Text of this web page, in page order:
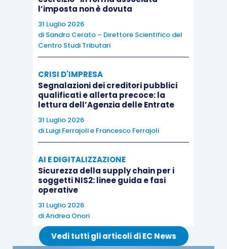
sentenza 21614/2016fosse un
autodichiarato, ma questo
“il” fattore decisivo, tant’è che la pronuncia
dell’imposta sulle successioni e sulle donazioni,
poiché “manca il presupposto impositivo
liberalità alla quale può dar luogo soltanto un reale
arricchimento mediante un reale trasferimento di
beni e diritti”.
Nel contempo, curiosamente, i giudici di Roma
sembrano essersi dimenticati del fatto che la
maggior parte delle pronunce della sesta
sezione della Cassazione
la tesi dell’imposta sui vincoli di destinazione
erano proprio
incentrate sutrustautodichiarati
comprese lasentenza 4482/2016e l’ordinanza
l’imposta non è dovuta
31 Luglio 2026
di Sandro Cerato – Direttore Scientifico del
Centro Studi Tributari
CRISI D'IMPRESA
Segnalazioni dei creditori pubblici
qualificati e allerta precoce: la
lettura dell’Agenzia delle Entrate
31 Luglio 2026
di Luigi Ferrajolie Francesco Ferrajoli
AI E DIGITALIZZAZIONE
Sicurezza della supply chain per i
soggetti NIS2: linee guida e fasi
operative
31 Luglio 2026
diAndrea Onori
Vedi tutti gli articoli di EC News